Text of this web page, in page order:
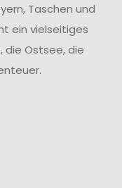
Taschen und
ein vielseitiges
die Ostsee, die